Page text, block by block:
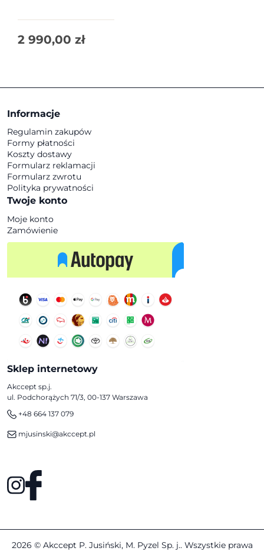
2 990,00 zł
Informacje
Regulamin zakupów
Formy płatności
Koszty dostawy
Formularz reklamacji
Formularz zwrotu
Polityka prywatności
Twoje konto
Moje konto
Zamówienie
Sklep internetowy
Akccept sp.j.
ul. Podchorążych 71/3, 00-137 Warszawa
+48 664 137 079
mjusinski@akccept.pl
2026 © Akccept P. Jusiński, M. Pyzel Sp. j.. Wszystkie prawa